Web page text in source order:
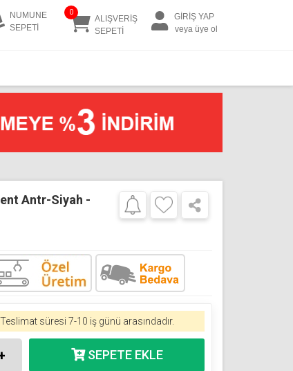
NUMUNE
SEPETİ
0
ALIŞVERİŞ
SEPETİ
GİRİŞ YAP
veya üye ol
Antr-Siyah -
Teslimat süresi 7-10 iş günü arasındadır.